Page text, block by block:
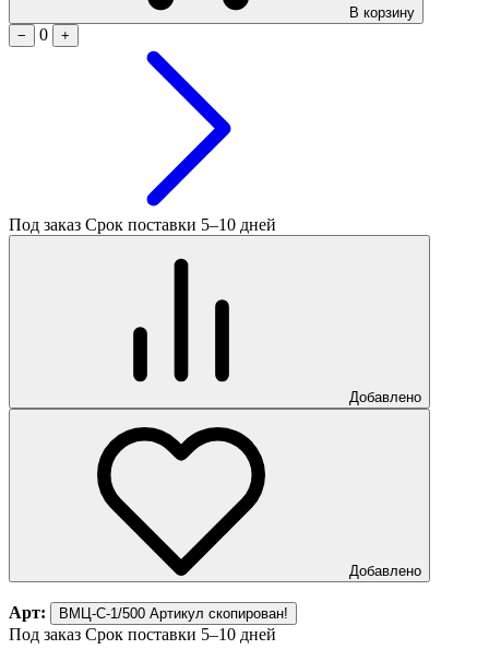
В корзину
−
0 +
Под заказ Срок поставки 5–10 дней
Добавлено
Добавлено
Арт: ВМЦ-С-1/500 Артикул скопирован!
Под заказ Срок поставки 5–10 дней